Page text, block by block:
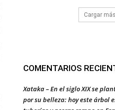
Cargar más
COMENTARIOS
Xataka – En el siglo XIX se
por su belleza: hoy este árbol